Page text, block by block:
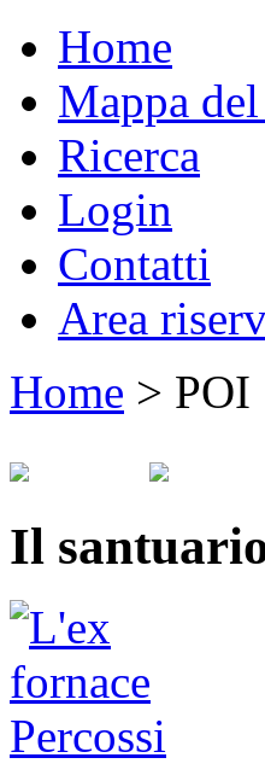
Home
Mappa
Ricerca
Login
Contatti
Area
Home > POI
Il